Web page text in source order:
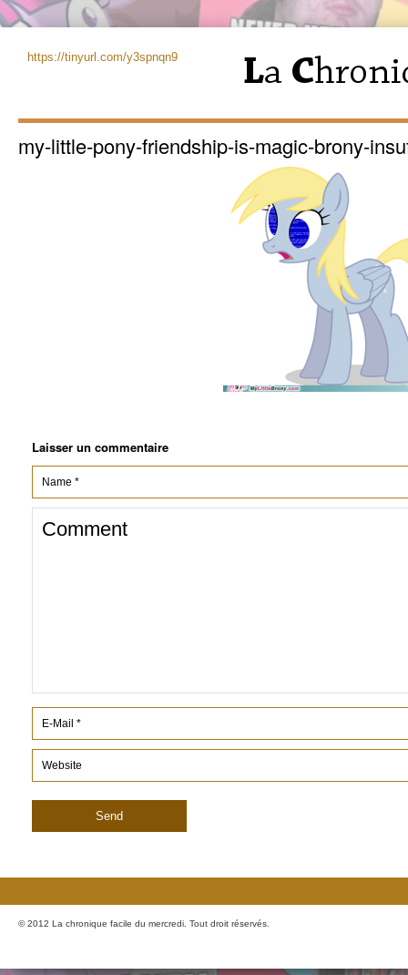
https://tinyurl.com/y3spnqn9
my-little-pony-friendship-is-magic-brony-
Laisser un commentaire
© 2012 La chronique facile du mercredi. Tout droit réservés.